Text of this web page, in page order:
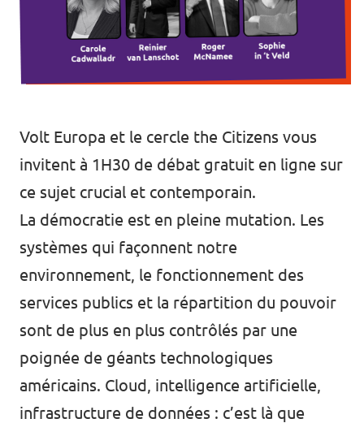
Adhérer
Volt Europa et le cercle the Citizens vous
invitent à 1H30 de débat gratuit en ligne sur
ce sujet crucial et contemporain.
La démocratie est en pleine mutation. Les
systèmes qui façonnent notre
environnement, le fonctionnement des
services publics et la répartition du pouvoir
sont de plus en plus contrôlés par une
poignée de géants technologiques
américains. Cloud, intelligence artificielle,
infrastructure de données : c’est là que